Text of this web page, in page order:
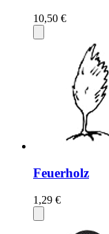
10,50 €
Feuerholz
1,29 €